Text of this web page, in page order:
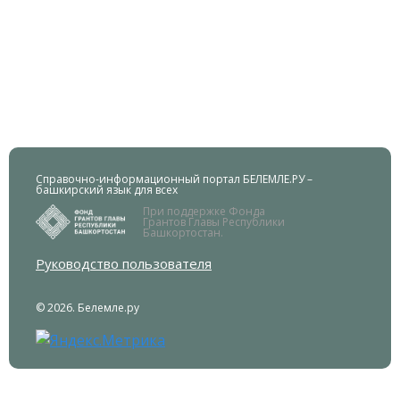
Справочно-информационный портал БЕЛЕМЛЕ.РУ –
башкирский язык для всех
При поддержке Фонда
Грантов Главы Республики
Башкортостан.
Руководство пользователя
© 2026. Белемле.ру